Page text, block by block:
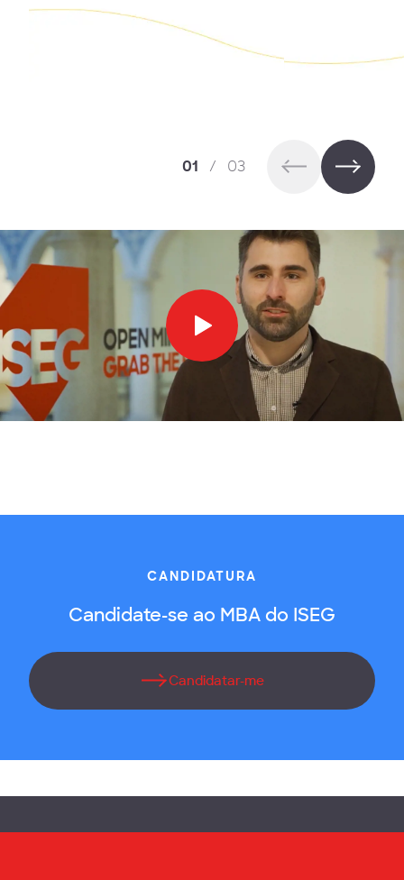
01 / 03
CANDIDATURA
Candidate-se ao MBA do ISEG
Candidatar-me